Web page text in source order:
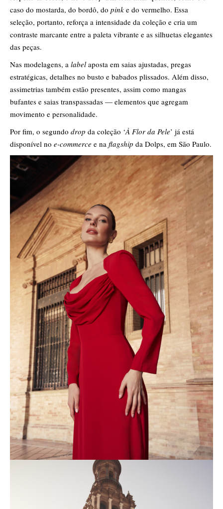
caso do mostarda, do bordô, do pink e do vermelho. Essa
seleção, portanto, reforça a intensidade da coleção e cria um
contraste marcante entre a paleta vibrante e as silhuetas elegantes
das peças.
Nas modelagens, a label aposta em saias ajustadas, pregas
estratégicas, detalhes no busto e babados plissados. Além disso,
assimetrias também estão presentes, assim como mangas
bufantes e saias transpassadas — elementos que agregam
movimento e personalidade.
Por fim, o segundo drop da coleção ‘À Flor da Pele’ já está
disponível no e-commerce e na flagship da Dolps, em São Paulo.